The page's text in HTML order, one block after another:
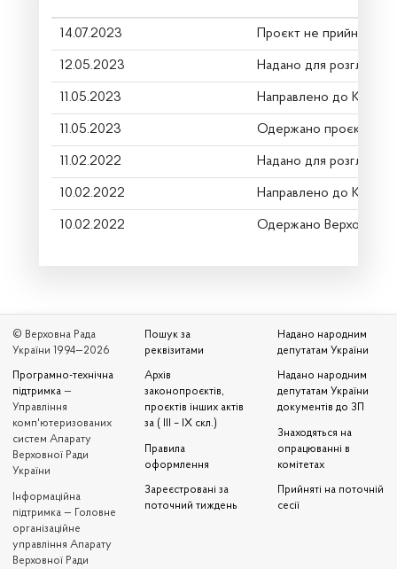
14.07.2023 Проєкт не прийнято
12.05.2023 Надано для розгляду
11.05.2023 Направлено до
11.05.2023 Одержано проєкт на
11.02.2022 Надано для розгляду
10.02.2022 Направлено до
10.02.2022 Одержано Верховною
© Верховна Рада
України 1994—2026
Програмно-технічна
підтримка —
Управління
комп'ютеризованих
систем Апарату
Верховної Ради
України
Iнформаційна
підтримка — Головне
організаційне
управління Апарату
Верховної Ради
Пошук за
реквізитами
Архів
законопроєктів,
проєктів інших актів
за ( III – IX скл.)
Правила
оформлення
Зареєстровані за
поточний тиждень
Надано народним
депутатам України
Надано народним
депутатам України
документів до ЗП
Знаходяться на
опрацюванні в
комітетах
Прийняті на поточній
сесії